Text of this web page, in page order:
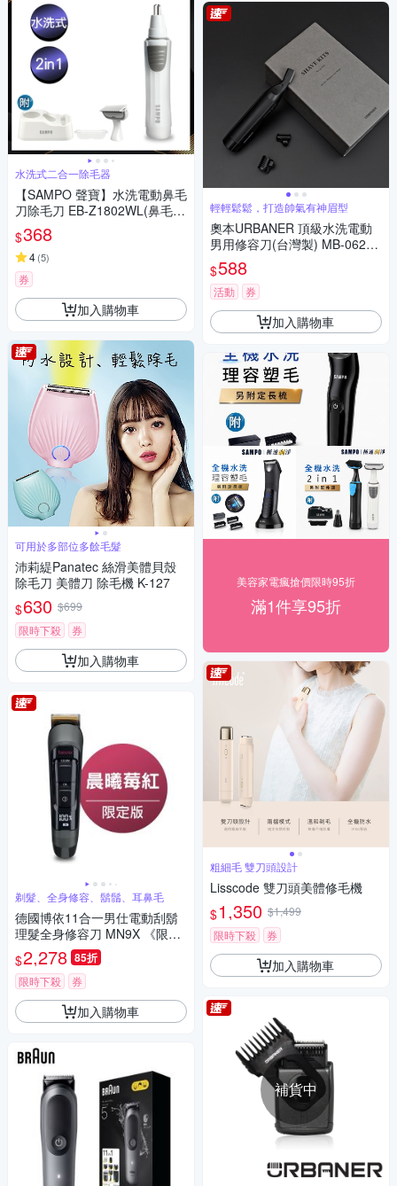
水洗式二合一除毛器
【SAMPO 聲寶】水洗電動鼻毛
刀除毛刀 EB-Z1802WL(鼻毛
機/鼻毛修剪器/私密處)
$368
4(5)
券
加入購物車
可用於多部位多餘毛髮
沛莉緹Panatec 絲滑美體貝殼
除毛刀 美體刀 除毛機 K-127
$630 $699
限時下殺
券
加入購物車
剃髮、全身修容、鬍鬚、耳鼻毛
德國博依11合一男仕電動刮鬍
理髮全身修容刀 MN9X 《限定
版-晨曦莓紅》
$2,278 85折
限時下殺 券
加入購物車
輕輕鬆鬆，打造帥氣有神眉型
奧本URBANER 頂級水洗電動
男用修容刀(台灣製) MB-062B
(修眉刀/眉毛刀/電動修眉/眉毛)
$588
活動 券
加入購物車
美容家電瘋搶價限時95折
滿1件享95折
粗細毛 雙刀頭設計
Lisscode 雙刀頭美體修毛機
$1,350 $1,499
限時下殺
券
加入購物車
補貨中